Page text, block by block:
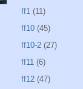
ff1 (11)
ff10 (45)
ff10-2 (27)
ff11 (6)
ff12 (47)